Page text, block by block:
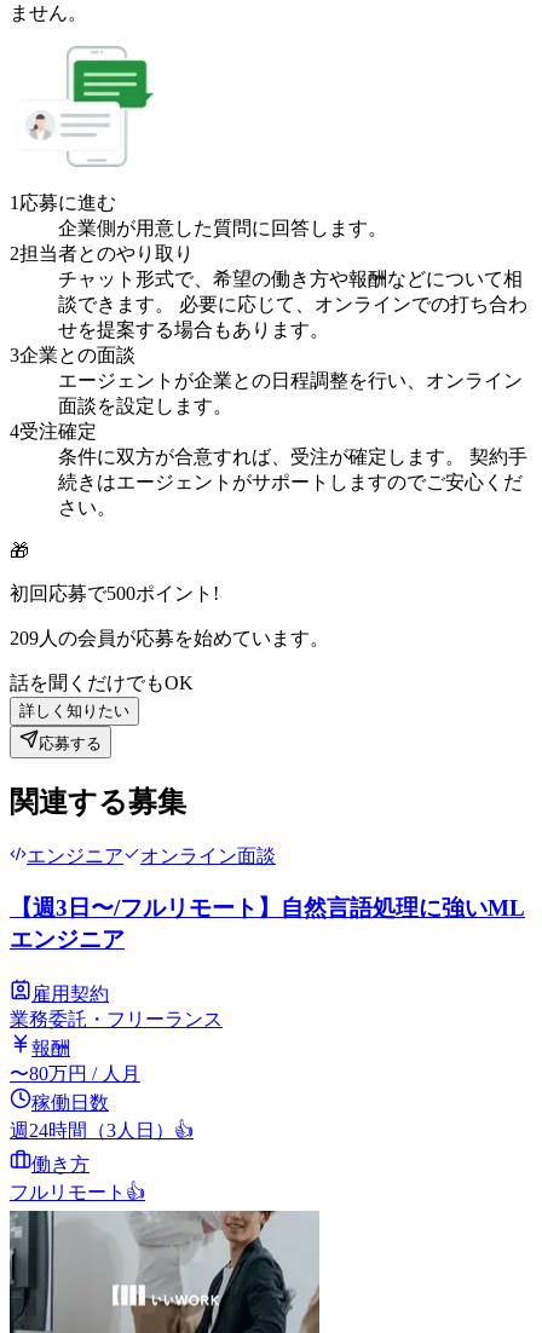
ません。
1 応募に進む
企業側が用意した質問に回答します。
2担当者とのやり取り
チャット形式で、希望の働き方や報酬などについて相
談できます。 必要に応じて、オンラインでの打ち合わ
せを提案する場合もあります。
3企業との面談
エージェントが企業との日程調整を行い、オンライン
面談を設定します。
4受注確定
条件に双方が合意すれば、受注が確定します。 契約手
続きはエージェントがサポートしますのでご安心くだ
さい。
🎁
初回応募で500ポイント!
209人の会員が応募を始めています。
話を聞くだけでもOK
詳しく知りたい
応募する
関連する募集
エンジニア オンライン面談
【週3日〜/フルリモート】自然言語処理に強いML
エンジニア
雇用契約
業務委託・フリーランス
報酬
〜80万円 / 人月
稼働日数
週24時間（3人日） 👍
働き方
フルリモート 👍